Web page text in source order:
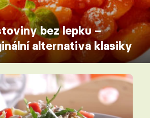
bez lepku –
alternativa klasiky